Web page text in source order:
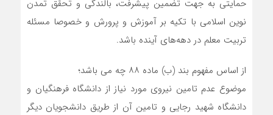
حمایتی به جهت تضمین‌ پیشرفت، بالندگی و تحقق تمدن
نوین اسلامی با تکیه بر آموزش و پرورش و خصوصا مسئله
تربیت معلم در دهه‌های آینده باشد.
از اساس مفهوم بند (ب) ماده ۸۸ چه می باشد؛
موضوع عدم تامین نیروی مورد نیاز از دانشگاه فرهنگیان و
دانشگاه شهید رجایی و تامین آن از طریق دانشجویان دیگر